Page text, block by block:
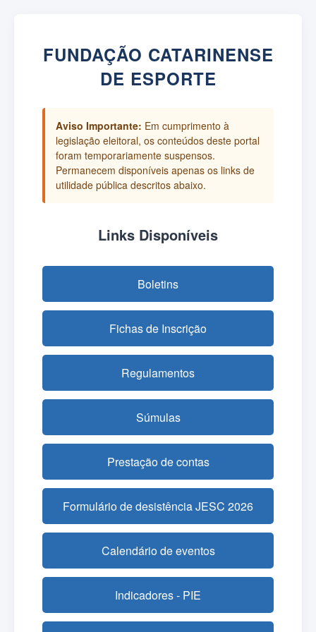
FUNDAÇÃO CATARINENSE
DE ESPORTE
Aviso Importante: Em cumprimento à
legislação eleitoral, os conteúdos deste portal
foram temporariamente suspensos.
Permanecem disponíveis apenas os links de
utilidade pública descritos abaixo.
Links Disponíveis
Boletins
Fichas de Inscrição
Regulamentos
Súmulas
Prestação de contas
Formulário de desistência JESC 2026
Calendário de eventos
Indicadores - PIE